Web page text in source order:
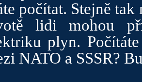
počítat. Stejně
lidi mohou
plyn.
NATO a SSSR?